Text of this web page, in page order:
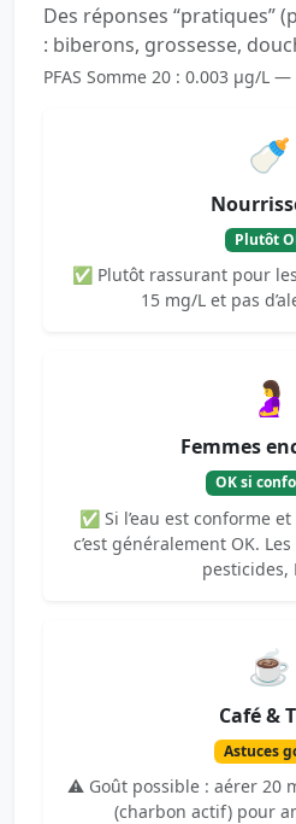
Des réponses “pratiques”
: biberons, grossesse,
PFAS Somme 20 : 0.003 µg/L
🍼
Plutôt
✅ Plutôt rassurant pour
15 mg/L et pas
🤰
Femmes
OK si
✅ Si l’eau est conforme
c’est généralement OK.
pesticides,
☕
Café &
Astuces
⚠️ Goût possible : aérer 20
(charbon actif) pour